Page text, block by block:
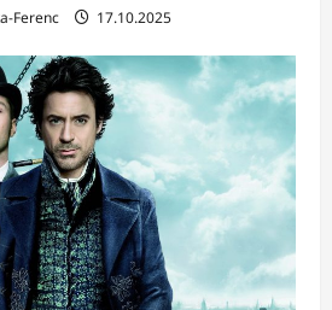
Ferenc 17.10.2025